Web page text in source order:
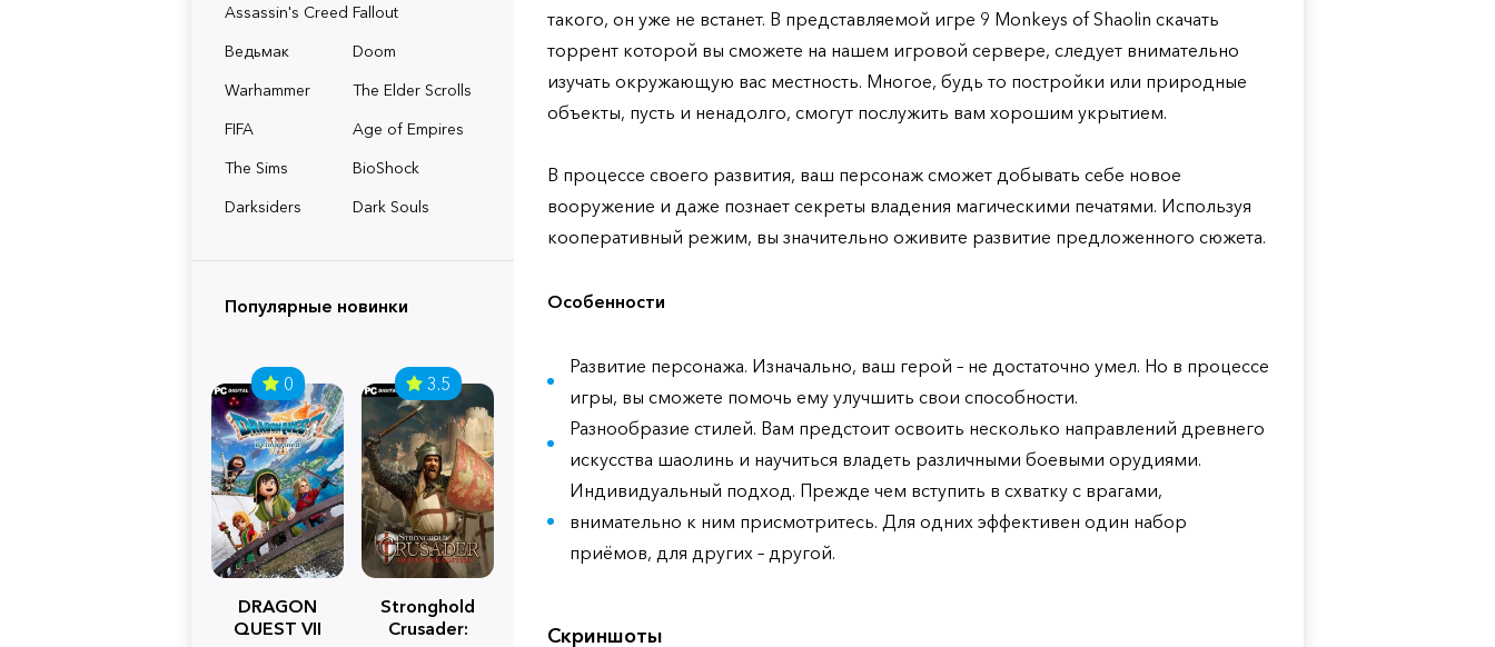
Assassin's Creed Fallout
Ведьмак
Doom
Warhammer
The Elder Scrolls
FIFA
Age of Empires
The Sims
BioShock
Darksiders
Dark Souls
Популярные новинки
0
DRAGON
QUEST VII
3.5
Stronghold
Crusader:
такого, он уже не встанет. В представляемой игре 9 Monkeys of Shaolin скачать
торрент которой вы сможете на нашем игровой сервере, следует внимательно
изучать окружающую вас местность. Многое, будь то постройки или природные
объекты, пусть и ненадолго, смогут послужить вам хорошим укрытием.
В процессе своего развития, ваш персонаж сможет добывать себе новое
вооружение и даже познает секреты владения магическими печатями. Используя
кооперативный режим, вы значительно оживите развитие предложенного сюжета.
Особенности
Развитие персонажа. Изначально, ваш герой – не достаточно умел. Но в процессе
игры, вы сможете помочь ему улучшить свои способности.
Разнообразие стилей. Вам предстоит освоить несколько направлений древнего
искусства шаолинь и научиться владеть различными боевыми орудиями.
Индивидуальный подход. Прежде чем вступить в схватку с врагами,
внимательно к ним присмотритесь. Для одних эффективен один набор
приёмов, для других – другой.
Скриншоты